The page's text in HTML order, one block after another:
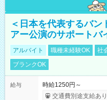
＜日本を代表するバ
アー公演のサポートバ
アルバイト 職種未経験OK 社
ブランクOK
給与
時給1250円～
交通費別途支給あり